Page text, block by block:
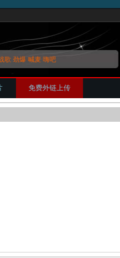
歌 劲爆 喊麦 嗨吧
免费外链上传